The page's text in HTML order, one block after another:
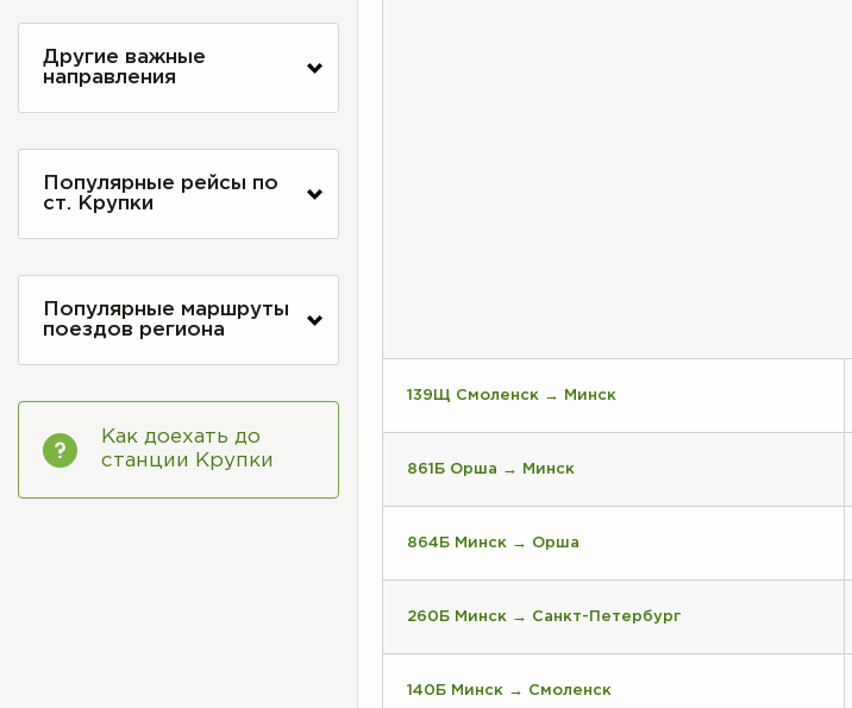
Другие важные
направления
Популярные рейсы по
ст. Крупки
Популярные маршруты
поездов региона
Как доехать до
станции Крупки
139Щ Смоленск → Минск
861Б Орша → Минск
864Б Минск → Орша
260Б Минск → Санкт-Петербург
140Б Минск → Смоленск